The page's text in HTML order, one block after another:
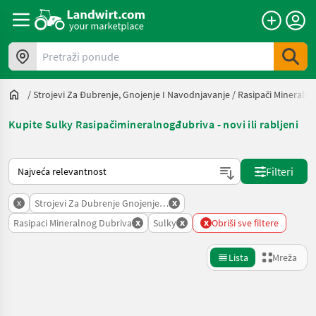
Pretraži ponude
/Strojevi Za Đubrenje, Gnojenje I Navodnjavanje / Rasipači
Kupite Sulky Rasipačimineralnogđubriva - novi ili rabljeni
Način na koji sortira Landwirt.com
Filteri
x Strojevi Za Dubrenje Gnojenje I Navodnjavanje
x
Rasipaci Mineralnog Dubriva x Sulky x x Obriši sve filtere
Lista Mreža